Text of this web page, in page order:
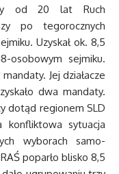
od 20 lat Ruch
po tegorocznych
Uzyskał ok. 8,5
osobowym sejmiku.
Jej działacze
dwa mandaty.
dotąd regionem SLD
konfliktowa sytuacja
wyborach samo-
poparło blisko 8,5